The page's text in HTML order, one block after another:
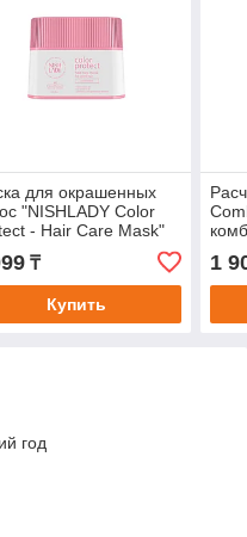
для окрашенных
"NISHLADY Color
- Hair Care Mask"
₸
Купить
1
год